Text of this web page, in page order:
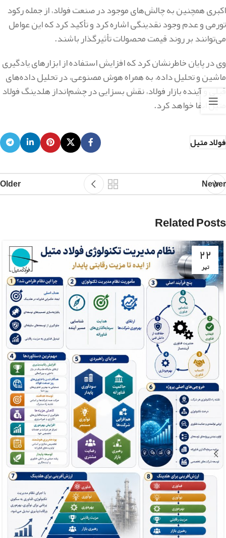
اکبری همچنین به چالش‌های موجود در صنعت فولاد، از جمله رکود
تورمی و عدم وجود نقدینگی اشاره کرد و تأکید کرد که این عوامل
می‌توانند بر روند قیمت محصولات تأثیرگذار باشند.
وی در پایان خاطرنشان کرد که افزایش استفاده از ابزارهای یادگیری
ماشین و تحلیل داده، به همراه هوش مصنوعی، در تحلیل داده‌های
قبلی و آینده بازار فولاد، نقش بسزایی در چشم‌انداز هلدینگ فولاد
متیل ایفا خواهد کرد.
فولاد متیل
Newer
Older
Related Posts
۲۲
تیر